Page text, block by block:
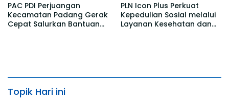
PAC PDI Perjuangan
Kecamatan Padang Gerak
Cepat Salurkan Bantuan
PLN Icon Plus Perkuat
Kepedulian Sosial melalui
Layanan Kesehatan dan
Topik Hari ini